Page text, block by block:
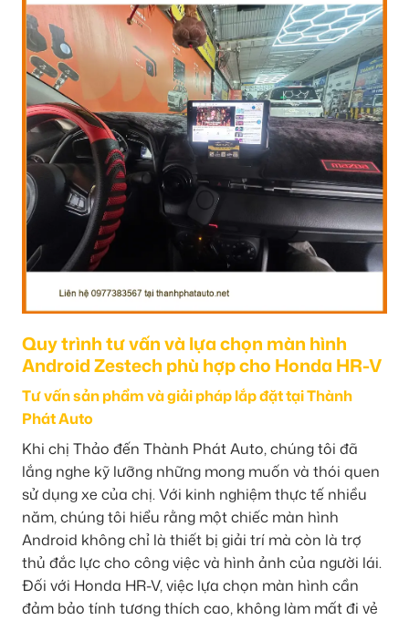
Quy trình tư vấn và lựa chọn màn hình
Android Zestech phù hợp cho Honda HR-V
Tư vấn sản phẩm và giải pháp lắp đặt tại Thành
Phát Auto
Khi chị Thảo đến Thành Phát Auto, chúng tôi đã
lắng nghe kỹ lưỡng những mong muốn và thói quen
sử dụng xe của chị. Với kinh nghiệm thực tế nhiều
năm, chúng tôi hiểu rằng một chiếc màn hình
Android không chỉ là thiết bị giải trí mà còn là trợ
thủ đắc lực cho công việc và hình ảnh của người lái.
Đối với Honda HR-V, việc lựa chọn màn hình cần
đảm bảo tính tương thích cao, không làm mất đi vẻ